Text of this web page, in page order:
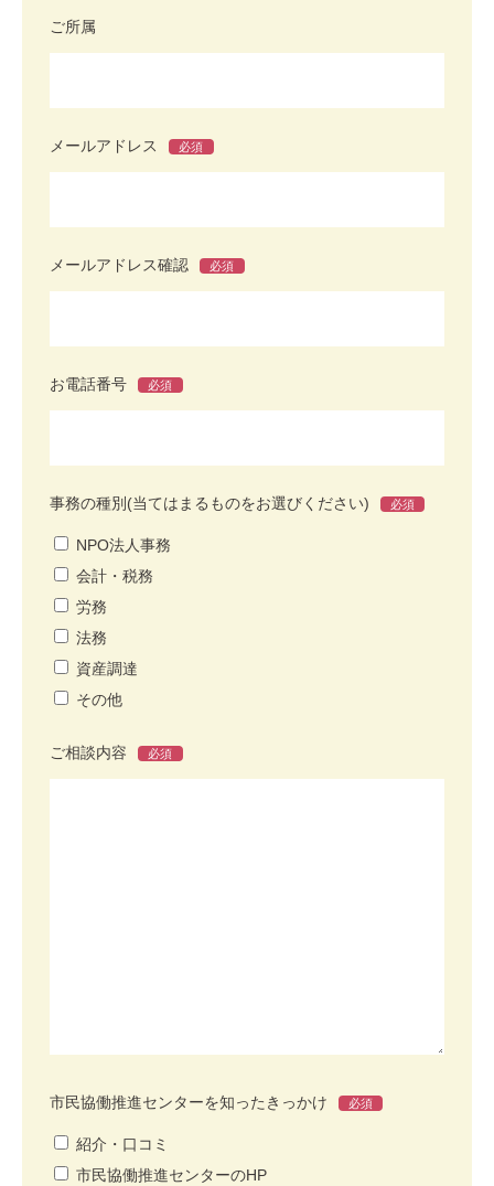
ご所属
メールアドレス 必須
メールアドレス確認 必須
お電話番号 必須
事務の種別(当てはまるものをお選びください) 必須
NPO法人事務
会計・税務
労務
法務
資産調達
その他
ご相談内容 必須
市民協働推進センターを知ったきっかけ 必須
紹介・口コミ
市民協働推進センターのHP